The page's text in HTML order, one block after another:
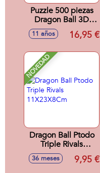
Puzzle 500 piezas
Dragon Ball 3D
Lenticular Puzzle
11 años 16,95 €
NOVEDAD
Dragon Ball Ptodo
Triple Rivals
11X23X8Cm
36 meses 9,95 €